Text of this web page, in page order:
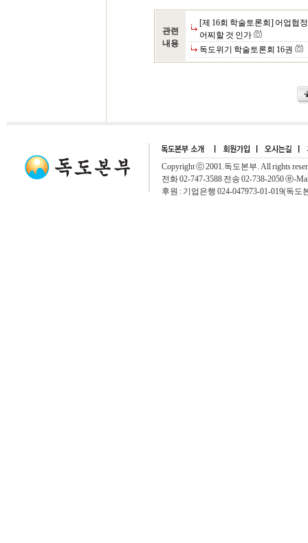
관련
내용
[제 16회 학술토론회] 어업협
어찌할 것 인가
독도위기 학술토론회 16권
Copyright ⓒ 2001.독도본부. All rights
전화 02-747-3588 전송 02-738-2050 ⓔ-
후원 : 기업은행 024-047973-01-019(독도